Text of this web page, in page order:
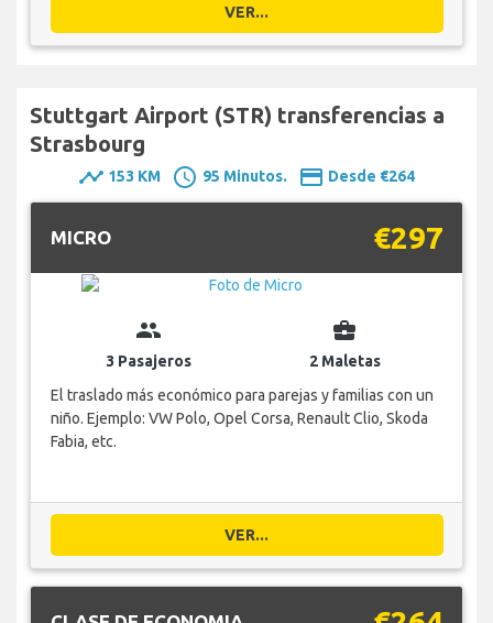
VER...
Stuttgart Airport (STR) transferencias a
Strasbourg
timeline 153 KM schedule 95 Minutos. payment Desde €264
MICRO €297
group
3 Pasajeros
business_center
2 Maletas
El traslado más económico para parejas y familias con un
niño. Ejemplo: VW Polo, Opel Corsa, Renault Clio, Skoda
Fabia, etc.
VER...